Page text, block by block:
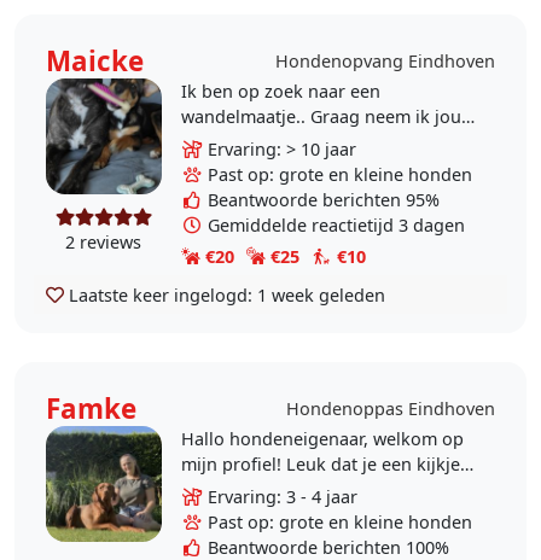
Maicke Hondenopvang Eindhoven
2 reviews
Ik ben op zoek naar een
wandelmaatje.. Graag neem ik jou
hond mee uit wandelen..spelen in
het park of pas ik op tijdens
vakanties of wanneer u een..
Ervaring: > 10 jaar
Past op: grote en kleine honden
Beantwoorde berichten 95%
Gemiddelde reactietijd 3 dagen
€20
€25
€10
Laatste keer ingelogd: 1 week geleden
Famke
Hondenoppas Eindhoven
Hallo hondeneigenaar, welkom op
mijn profiel! Leuk dat je een kijkje
neemt. Ik ben Famke, 22 jaar oud,
en ben net als jij waarschijnlijk, een
enorme..
Ervaring: 3 - 4 jaar
Past op: grote en kleine honden
Beantwoorde berichten 100%